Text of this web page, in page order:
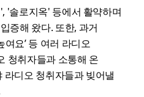
'솔로지옥' 등에서 활약하며
증해 왔다. 또한, 과거
여요’ 등 여러 라디오
청취자들과 소통해 온
라디오 청취자들과 빚어낼